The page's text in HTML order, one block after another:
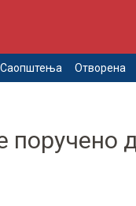
Саопштења Отворена
поручено